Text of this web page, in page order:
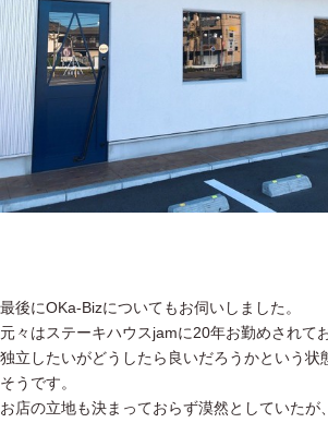
最後にOKa-Bizについてもお伺いしました。
元々はステーキハウスjamに20年お勤めされてお
独立したいがどうしたら良いだろうかという状
そうです。
お店の立地も決まっておらず漠然としていたが、